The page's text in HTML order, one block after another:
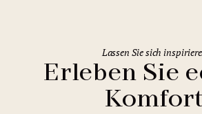
Erleben Sie
Lassen Sie sich